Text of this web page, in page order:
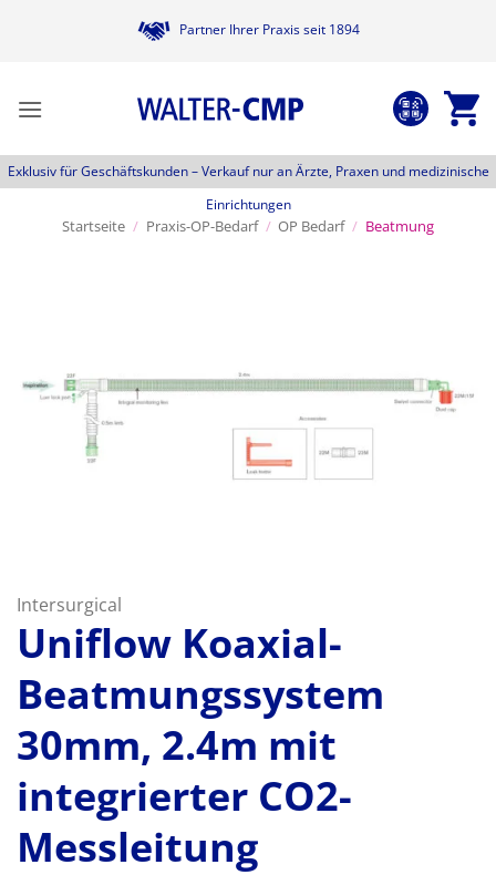
Partner Ihrer Praxis seit 1894
Exklusiv für Geschäftskunden –Verkauf nur an Ärzte, Praxen und medizinische
Einrichtungen
Startseite / Praxis-OP-Bedarf / OP Bedarf / Beatmung
Intersurgical
Uniflow Koaxial-
Beatmungssystem
30mm, 2.4m mit
integrierter CO2-
Messleitung